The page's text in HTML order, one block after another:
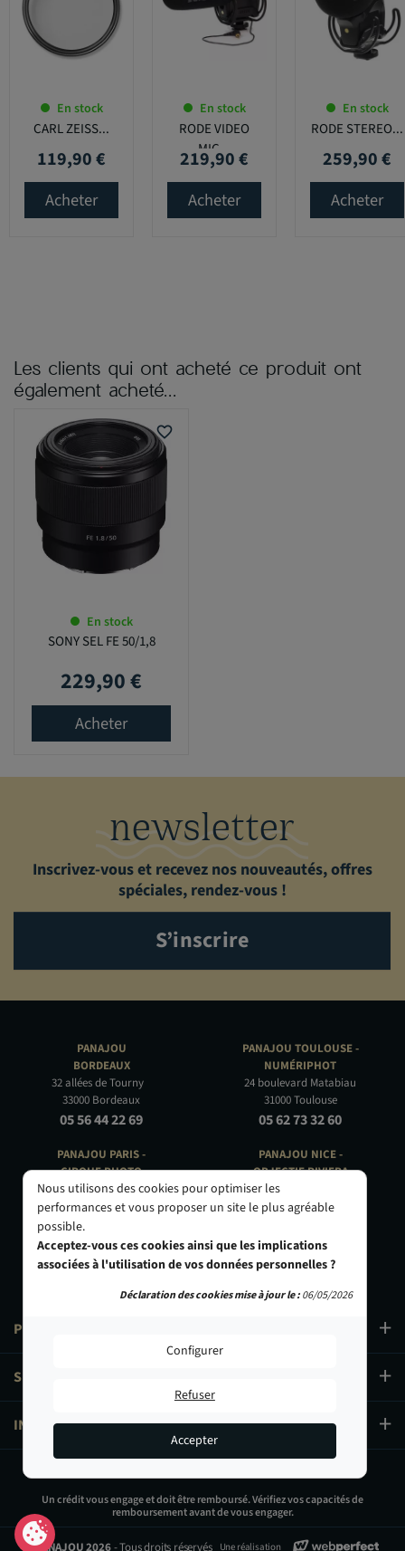
3 299,90 €
Ajouter au panier
En stock
CARL ZEISS...
Prix
119,90 €
Acheter
En stock
RODE VIDEO
MIC...
Prix
219,90 €
Acheter
En stock
RODE STEREO...
Prix
259,90 €
Acheter
Les clients qui ont acheté ce produit ont
également acheté...
favorite_border
En stock
SONY SEL FE 50/1,8
Prix
229,90 €
Acheter
newsletter
Inscrivez-vous et recevez nos nouveautés, offres
spéciales, rendez-vous !
S’inscrire
PANAJOU
BORDEAUX
32 allées de Tourny
33000 Bordeaux
05 56 44 22 69
PANAJOU PARIS -
CIRQUE PHOTO
9, bd des Filles-du-Calvaire
75003 Paris
01 40 29 91 91
PRODUITS
SERVICES
INFORMATIONS
PANAJOU TOULOUSE -
NUMÉRIPHOT
24 boulevard Matabiau
31000 Toulouse
05 62 73 32 60
PANAJOU NICE -
OBJECTIF RIVIERA
24 Rue de l'Hôtel des Postes
06000 Nice
Un crédit vous engage et doit être remboursé. Vérifiez vos capacités de
remboursement avant de vous engager.
© PANAJOU 2026- Tous droits réservés Une réalisation
Nous utilisons des cookies pour optimiser les
performances et vous proposer un site le plus agréable
possible.
Acceptez-vous ces cookies ainsi que les implications
associées à l'utilisation de vos données personnelles ?
Configurer
Refuser
Accepter
Déclaration des cookies mise à jour le :06/05/2026